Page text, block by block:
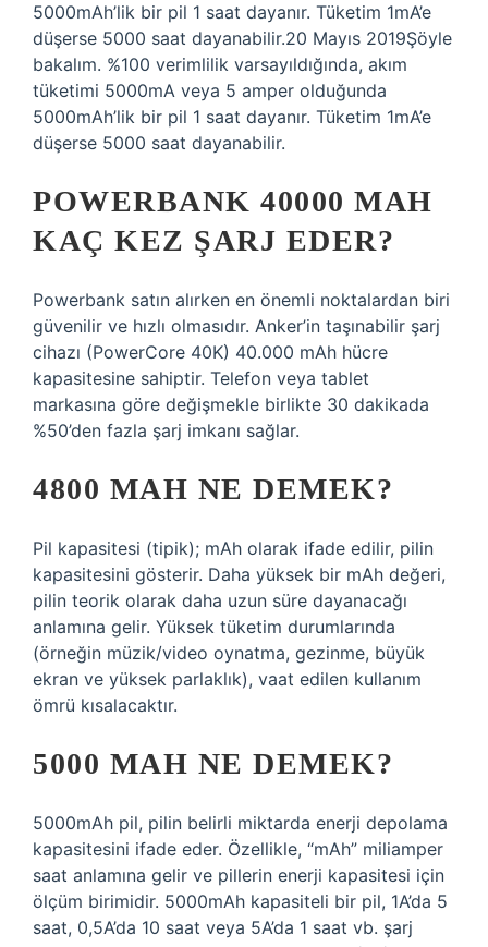
5000mAh’lik bir pil 1 saat dayanır. Tüketim 1mA’e
düşerse 5000 saat dayanabilir.20 Mayıs 2019Şöyle
bakalım. %100 verimlilik varsayıldığında, akım
tüketimi 5000mA veya 5 amper olduğunda
5000mAh’lik bir pil 1 saat dayanır. Tüketim 1mA’e
düşerse 5000 saat dayanabilir.
POWERBANK 40000 MAH
KAÇ KEZ ŞARJ EDER?
Powerbank satın alırken en önemli noktalardan biri
güvenilir ve hızlı olmasıdır. Anker’in taşınabilir şarj
cihazı (PowerCore 40K) 40.000 mAh hücre
kapasitesine sahiptir. Telefon veya tablet
markasına göre değişmekle birlikte 30 dakikada
%50’den fazla şarj imkanı sağlar.
4800 MAH NE DEMEK?
Pil kapasitesi (tipik); mAh olarak ifade edilir, pilin
kapasitesini gösterir. Daha yüksek bir mAh değeri,
pilin teorik olarak daha uzun süre dayanacağı
anlamına gelir. Yüksek tüketim durumlarında
(örneğin müzik/video oynatma, gezinme, büyük
ekran ve yüksek parlaklık), vaat edilen kullanım
ömrü kısalacaktır.
5000 MAH NE DEMEK?
5000mAh pil, pilin belirli miktarda enerji depolama
kapasitesini ifade eder. Özellikle, “mAh” miliamper
saat anlamına gelir ve pillerin enerji kapasitesi için
ölçüm birimidir. 5000mAh kapasiteli bir pil, 1A’da 5
saat, 0,5A’da 10 saat veya 5A’da 1 saat vb. şarj